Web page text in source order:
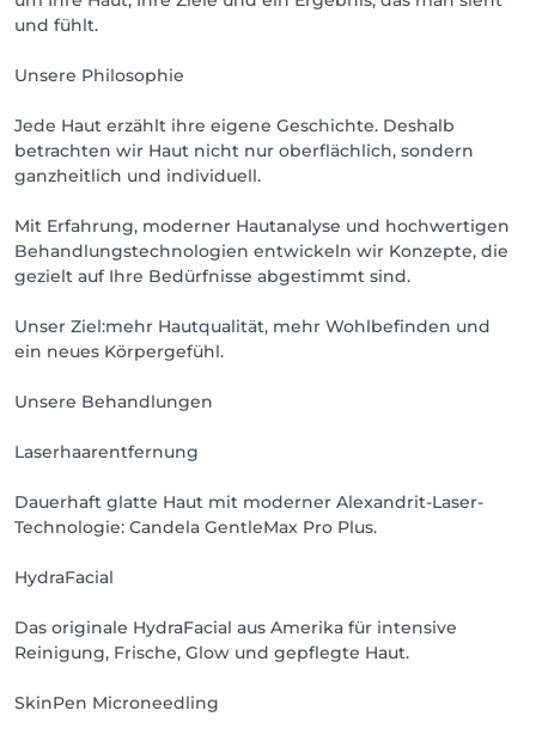
und fühlt.
Unsere Philosophie
Jede Haut erzählt ihre eigene Geschichte. Deshalb
betrachten wir Haut nicht nur oberflächlich, sondern
ganzheitlich und individuell.
Mit Erfahrung, moderner Hautanalyse und hochwertigen
Behandlungstechnologien entwickeln wir Konzepte, die
gezielt auf Ihre Bedürfnisse abgestimmt sind.
Unser Ziel:mehr Hautqualität, mehr Wohlbefinden und
ein neues Körpergefühl.
Unsere Behandlungen
Laserhaarentfernung
Dauerhaft glatte Haut mit moderner Alexandrit-Laser-
Technologie: Candela GentleMax Pro Plus.
HydraFacial
Das originale HydraFacial aus Amerika für intensive
Reinigung, Frische, Glow und gepflegte Haut.
SkinPen Microneedling